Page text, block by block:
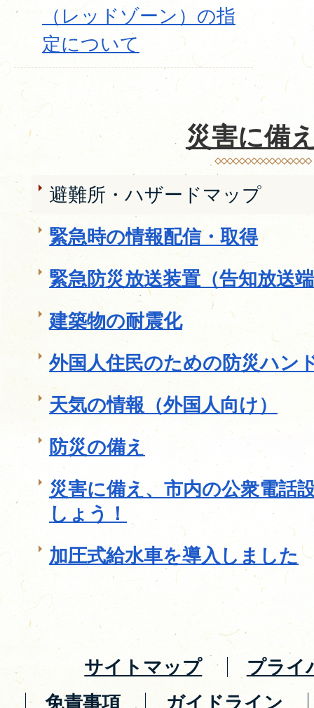
（レッドゾーン）の指
定について
災害に備
避難所・ハザードマップ
緊急時の情報配信・取得
緊急防災放送装置（告知放送
建築物の耐震化
外国人住民のための防災ハン
天気の情報（外国人向け）
防災の備え
災害に備え、市内の公衆電話
しょう！
加圧式給水車を導入しました
サイトマップ
プライ
免責事項
ガイドライン